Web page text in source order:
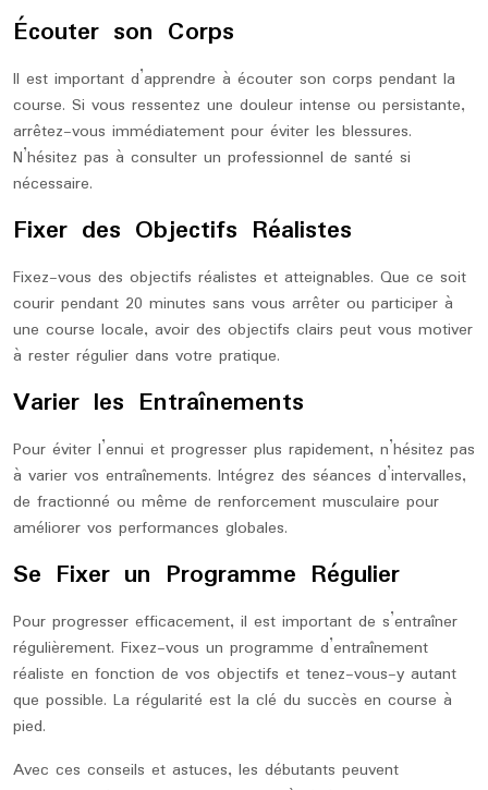
Écouter son Corps
Il est important d’apprendre à écouter son corps pendant la
course. Si vous ressentez une douleur intense ou persistante,
arrêtez-vous immédiatement pour éviter les blessures.
N’hésitez pas à consulter un professionnel de santé si
nécessaire.
Fixer des Objectifs Réalistes
Fixez-vous des objectifs réalistes et atteignables. Que ce soit
courir pendant 20 minutes sans vous arrêter ou participer à
une course locale, avoir des objectifs clairs peut vous motiver
à rester régulier dans votre pratique.
Varier les Entraînements
Pour éviter l’ennui et progresser plus rapidement, n’hésitez pas
à varier vos entraînements. Intégrez des séances d’intervalles,
de fractionné ou même de renforcement musculaire pour
améliorer vos performances globales.
Se Fixer un Programme Régulier
Pour progresser efficacement, il est important de s’entraîner
régulièrement. Fixez-vous un programme d’entraînement
réaliste en fonction de vos objectifs et tenez-vous-y autant
que possible. La régularité est la clé du succès en course à
pied.
Avec ces conseils et astuces, les débutants peuvent